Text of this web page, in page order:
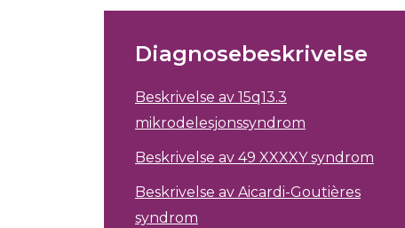
Diagnosebeskrivelse
Beskrivelse av 15q13.3
mikrodelesjonssyndrom
Beskrivelse av 49 XXXXY syndrom
Beskrivelse av Aicardi-Goutières
syndrom